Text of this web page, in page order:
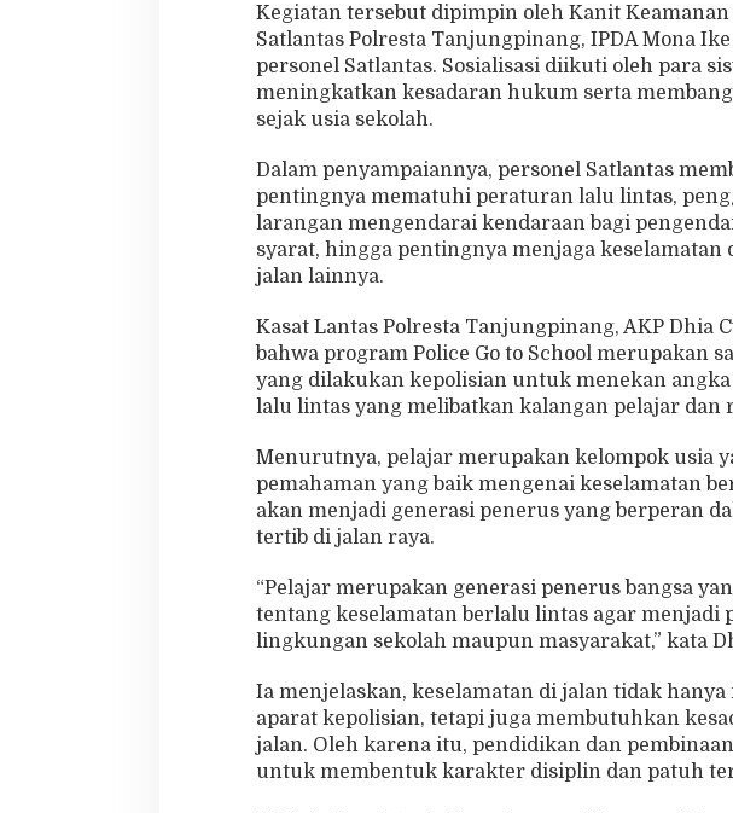
o
p
o
r
K
e
e
a
a
t
n
B
e
r
l
l
u
L
i
n
a
s
Kegiatan tersebut dipimpin oleh Kanit
Satlantas Polresta Tanjungpinang, IPDA Mona
personel Satlantas. Sosialisasi diikuti oleh para
meningkatkan kesadaran hukum serta
sejak usia sekolah.
Dalam penyampaiannya, personel Satlantas
pentingnya mematuhi peraturan lalu lintas,
larangan mengendarai kendaraan bagi
syarat, hingga pentingnya menjaga
jalan lainnya.
Kasat Lantas Polresta Tanjungpinang, AKP Dhia
bahwa program Police Go to School merupakan
yang dilakukan kepolisian untuk menekan
lalu lintas yang melibatkan kalangan pelajar dan
Menurutnya, pelajar merupakan kelompok usia
pemahaman yang baik mengenai keselamatan
akan menjadi generasi penerus yang berperan
tertib di jalan raya.
“Pelajar merupakan generasi penerus bangsa
tentang keselamatan berlalu lintas agar menjadi
lingkungan sekolah maupun masyarakat,” kata
Ia menjelaskan, keselamatan di jalan tidak
aparat kepolisian, tetapi juga membutuhkan
jalan. Oleh karena itu, pendidikan dan
untuk membentuk karakter disiplin dan patuh